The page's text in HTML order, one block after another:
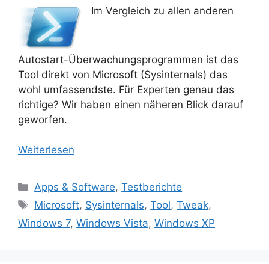
Im Vergleich zu allen anderen
Autostart-Überwachungsprogrammen ist das
Tool direkt von Microsoft (Sysinternals) das
wohl umfassendste. Für Experten genau das
richtige? Wir haben einen näheren Blick darauf
geworfen.
Weiterlesen
Kategorien
Apps & Software,Testberichte
Schlagwörter
Microsoft, Sysinternals,Tool,Tweak,
Windows 7, Windows Vista, Windows XP